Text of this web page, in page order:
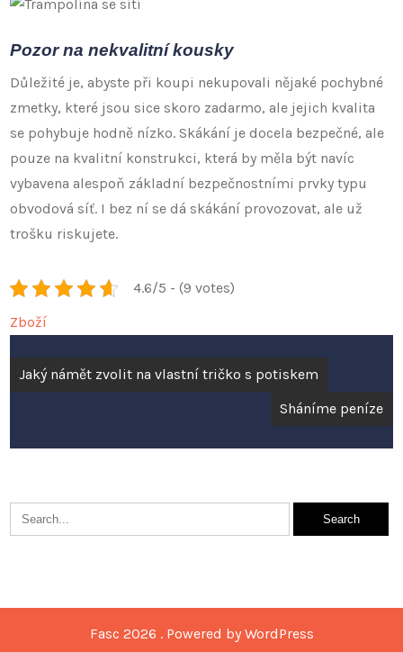
Pozor na nekvalitní kousky
Důležité je, abyste při koupi nekupovali nějaké pochybné
zmetky, které jsou sice skoro zadarmo, ale jejich kvalita
se pohybuje hodně nízko. Skákání je docela bezpečné, ale
pouze na kvalitní konstrukci, která by měla být navíc
vybavena alespoň základní bezpečnostními prvky typu
obvodová síť. I bez ní se dá skákání provozovat, ale už
trošku riskujete.
4.6/5 - (9 votes)
Zboží
Navigace
příspěvek
Jaký námět zvolit na vlastní tričko s potiskem
Sháníme peníze
Fasc 2026 . Powered by WordPress